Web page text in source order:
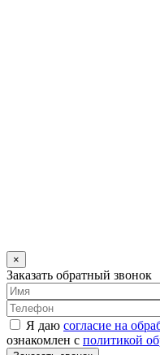
×
Заказать обратный звонок
Я даю согласие на
ознакомлен с политикой